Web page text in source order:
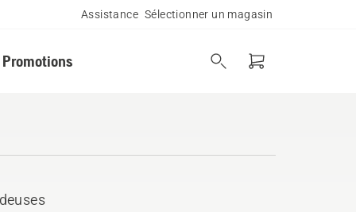
Assistance Sélectionner un magasin
Promotions